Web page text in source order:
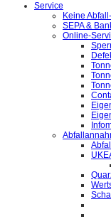
Service
Keine
SEPA &
Online-